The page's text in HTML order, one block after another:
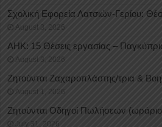
Σχολική Εφορεία Λατσιών-Γερίου:
August 3, 2026
ΑΗΚ: 15 Θέσεις εργασίας –
August 3, 2026
Ζητούνται Ζαχαροπλάστης/τρια &
August 1, 2026
Ζητούνται Οδηγοί Πωλήσεων
July 31, 2026